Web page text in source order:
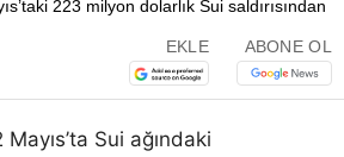
EKLE ABONE OL
Sui ağındaki